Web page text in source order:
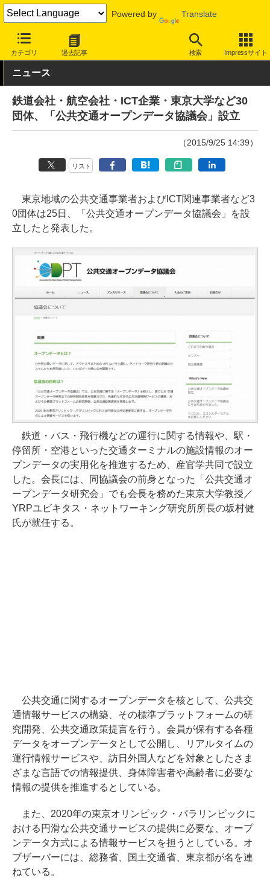
Powered by Translate
カテゴリ 過去記事 検索 Impressサイト
INTERNET Watch トピック 業界団体
ニュース
鉄道会社・航空会社・ICT企業・東京大学など30
団体、「公共交通オープンデータ協議会」設立
（2015/9/25 14:39）
リスト
東京地域の公共交通事業者およびICT関連事業者など3
0団体は25日、「公共交通オープンデータ協議会」を設
立したと発表した。
鉄道・バス・飛行機などの運行に関する情報や、駅・
停留所・空港といった交通ターミナルの施設情報のオー
プンデータの実用化を推進するため、産官学共同で設立
した。会長には、同協議会の前身となった「公共交通オ
ープンデータ研究会」でも会長を務めた東京大学教授／
YRPユビキタス・ネットワーキング研究所所長の坂村健
氏が就任する。
公共交通に関するオープンデータを核として、公共交
通情報サービスの構築、その標準プラットフォームの研
究開発、公共交通政策提言を行う。会員が保有する各種
データをオープンデータとして公開し、リアルタイムの
運行情報サービスや、訪日外国人などを対象としたさま
ざまな言語での情報提供、身体障害者や高齢者に必要な
情報の提供を推進するとしている。
また、2020年の東京オリンピック・パラリンピックに
おける円滑な公共交通サービスの提供に必要な、オープ
ンデータ方式による情報サービスを担うとしている。オ
ブザーバーには、総務省、国土交通省、東京都が名を連
ねている。